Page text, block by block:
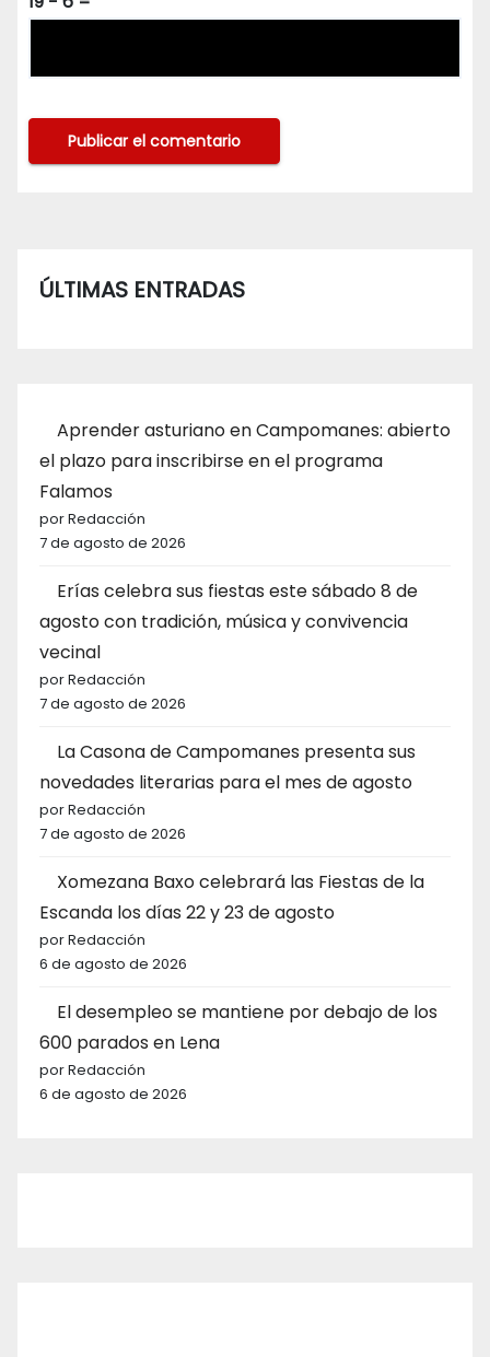
ÚLTIMAS ENTRADAS
Aprender asturiano en Campomanes: abierto
el plazo para inscribirse en el programa
Falamos
por Redacción
7 de agosto de 2026
Erías celebra sus fiestas este sábado 8 de
agosto con tradición, música y convivencia
vecinal
por Redacción
7 de agosto de 2026
La Casona de Campomanes presenta sus
novedades literarias para el mes de agosto
por Redacción
7 de agosto de 2026
Xomezana Baxo celebrará las Fiestas de la
Escanda los días 22 y 23 de agosto
por Redacción
6 de agosto de 2026
El desempleo se mantiene por debajo de los
600 parados en Lena
por Redacción
6 de agosto de 2026